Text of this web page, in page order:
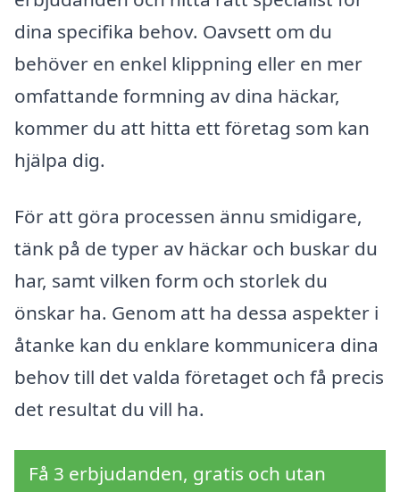
dina specifika behov. Oavsett om du
behöver en enkel klippning eller en mer
omfattande formning av dina häckar,
kommer du att hitta ett företag som kan
hjälpa dig.
För att göra processen ännu smidigare,
tänk på de typer av häckar och buskar du
har, samt vilken form och storlek du
önskar ha. Genom att ha dessa aspekter i
åtanke kan du enklare kommunicera dina
behov till det valda företaget och få precis
det resultat du vill ha.
Få 3 erbjudanden, gratis och utan